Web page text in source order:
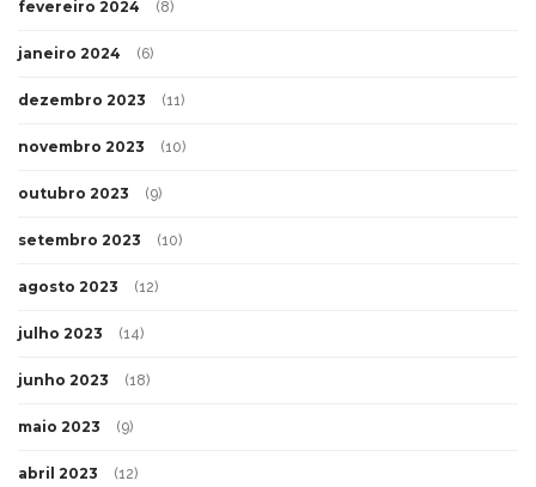
fevereiro 2024 (8)
janeiro 2024 (6)
dezembro 2023 (11)
novembro 2023 (10)
outubro 2023 (9)
setembro 2023 (10)
agosto 2023 (12)
julho 2023 (14)
junho 2023 (18)
maio 2023 (9)
abril 2023 (12)